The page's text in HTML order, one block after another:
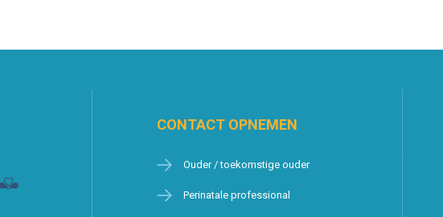
CONTACT OPNEMEN
Ouder / toekomstige ouder
Perinatale professional